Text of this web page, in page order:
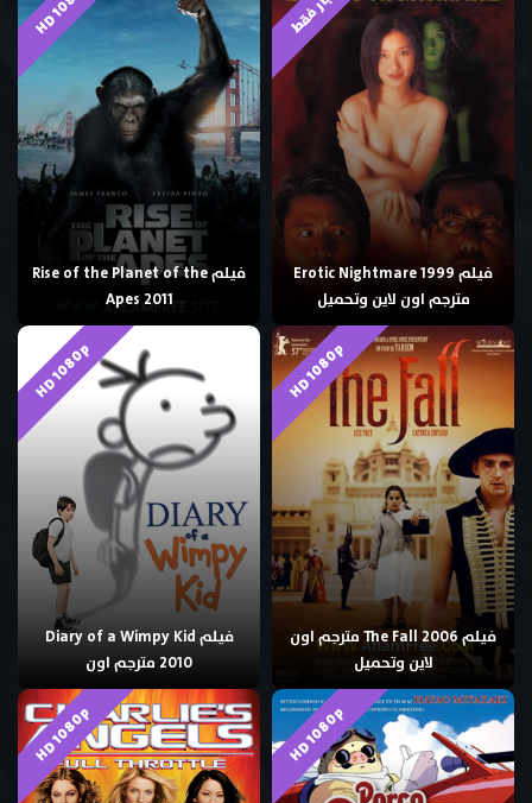
فيلم Erotic Nightmare 1999
مترجم اون لاين وتحميل
فيلم Rise of the Planet of the
Apes 2011
HD 1080p
فيلم The Fall 2006 مترجم اون
لاين وتحميل
HD 1080p
فيلم Diary of a Wimpy Kid
2010 مترجم اون
HD 1080p
HD 1080p